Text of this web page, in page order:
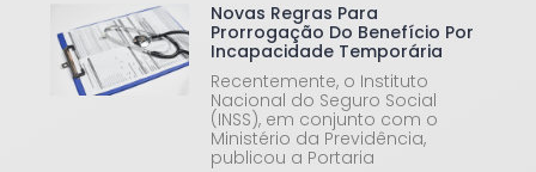
Novas Regras Para
Prorrogação Do Benefício Por
Incapacidade Temporária
Recentemente, o Instituto
Nacional do Seguro Social
(INSS), em conjunto com o
Ministério da Previdência,
publicou a Portaria